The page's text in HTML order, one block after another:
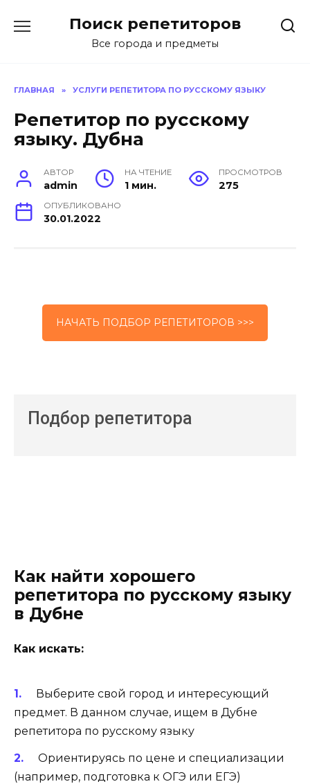
Поиск репетиторов
Все города и предметы
ГЛАВНАЯ » УСЛУГИ РЕПЕТИТОРА ПО РУССКОМУ ЯЗЫКУ
Репетитор по русскому
языку. Дубна
АВТОР
admin
НА ЧТЕНИЕ
1 мин.
ПРОСМОТРОВ
275
ОПУБЛИКОВАНО
30.01.2022
НАЧАТЬ ПОДБОР РЕПЕТИТОРОВ >>>
Подбор репетитора
Как найти хорошего
репетитора по русскому языку
в Дубне
Как искать:
Выберите свой город и интересующий
предмет. В данном случае, ищем в Дубне
репетитора по русскому языку
Ориентируясь по цене и специализации
(например, подготовка к ОГЭ или ЕГЭ)